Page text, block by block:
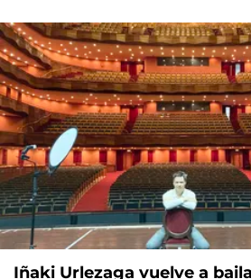
Iñaki Urlezaga vuelve a